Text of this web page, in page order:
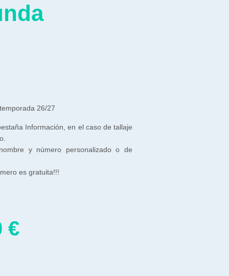
26/27
Información, en el caso de tallaje
y número personalizado o de
es gratuita!!!
€